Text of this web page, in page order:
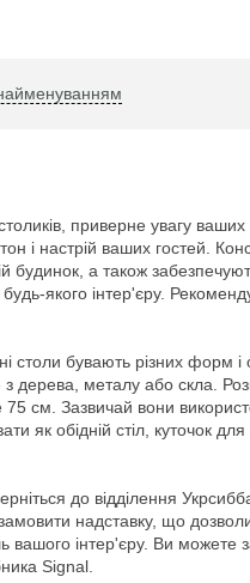
приверне увагу
і настрій ваших гостей.
а також
якого інтер'єру.
столи бувають різних форм і
дерева, металу або скла.
см. Зазвичай вони
як обідній стіл, куточок
до відділення
надставку, що
вашого інтер'єру. Ви
Signal.